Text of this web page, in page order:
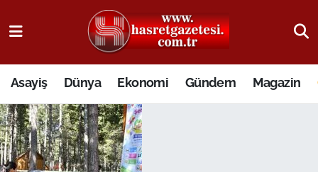
Asayiş Dünya Ekonomi Gündem Magazin
Osmaniye Nöbetçi Eczaneler
Osmaniye Hava Durumu
Osmaniye Trafik Yoğunluk Haritası
Süper Lig Puan Durumu ve Fikstür